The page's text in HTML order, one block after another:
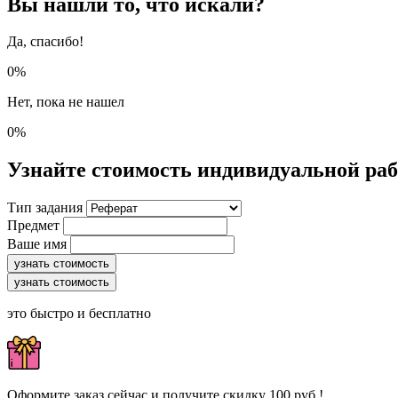
Да, спасибо!
0%
Нет, пока не нашел
0%
Узнайте стоимость индивидуальной
Тип задания
Предмет
Ваше имя
узнать стоимость
узнать стоимость
это быстро и бесплатно